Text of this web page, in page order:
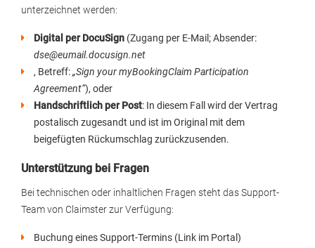
unterzeichnet werden:
Digital per DocuSign (Zugang per E-Mail; Absender:
dse@eumail.docusign.net
, Betreff:„Sign your myBookingClaim Participation
Agreement“), oder
Handschriftlich per Post: In diesem Fall wird der Vertrag
postalisch zugesandt und ist im Original mit dem
beigefügten Rückumschlag zurückzusenden.
Unterstützung bei Fragen
Bei technischen oder inhaltlichen Fragen steht das Support-
Team von Claimster zur Verfügung:
Buchung eines Support-Termins (Link im Portal)